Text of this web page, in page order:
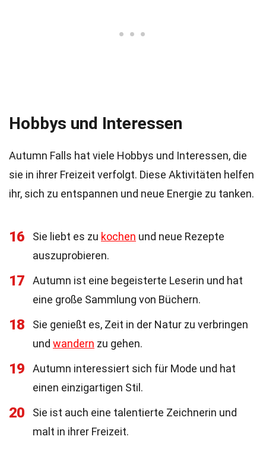
Hobbys und Interessen
Autumn Falls hat viele Hobbys und Interessen, die
sie in ihrer Freizeit verfolgt. Diese Aktivitäten helfen
ihr, sich zu entspannen und neue Energie zu tanken.
16 Sie liebt es zu kochen und neue Rezepte
auszuprobieren.
17
Autumn ist eine begeisterte Leserin und hat
eine große Sammlung von Büchern.
18
Sie genießt es, Zeit in der Natur zu verbringen
und wandern zu gehen.
19
Autumn interessiert sich für Mode und hat
einen einzigartigen Stil.
20
Sie ist auch eine talentierte Zeichnerin und
malt in ihrer Freizeit.